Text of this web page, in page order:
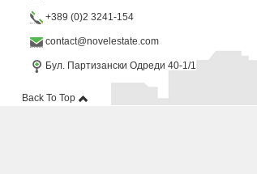
+389 (0)2 3241-154
contact@novelestate.com
Бул. Партизански Одреди 40-1/1
Back To Top